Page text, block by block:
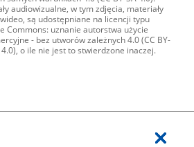
audiowizualne, w tym zdjęcia, materiały
są udostępniane na licencji typu
Commons: uznanie autorstwa użycie
- bez utworów zależnych 4.0 (CC BY-
4.0), o ile nie jest to stwierdzone inaczej.